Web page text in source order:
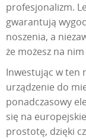
profesjonalizm.
gwarantują
noszenia, a
że możesz na
Inwestując w ten
urządzenie do
ponadczasowy
się na
prostotę, dzięki